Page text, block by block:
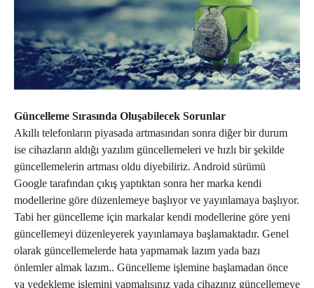
Güncelleme Sırasında Oluşabilecek Sorunlar
Akıllı telefonların piyasada artmasından sonra diğer bir durum
ise cihazların aldığı yazılım güncellemeleri ve hızlı bir şekilde
güncellemelerin artması oldu diyebiliriz. Android sürümü
Google tarafından çıkış yaptıktan sonra her marka kendi
modellerine göre düzenlemeye başlıyor ve yayınlamaya başlıyor.
Tabi her güncelleme için markalar kendi modellerine göre yeni
güncellemeyi düzenleyerek yayınlamaya başlamaktadır. Genel
olarak güncellemelerde hata yapmamak lazım yada bazı
önlemler almak lazım.. Güncelleme işlemine başlamadan önce
ya yedekleme işlemini yapmalısınız yada cihazınız güncellemeye